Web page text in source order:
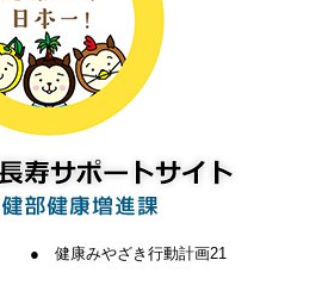
健康みやざき行動計画21